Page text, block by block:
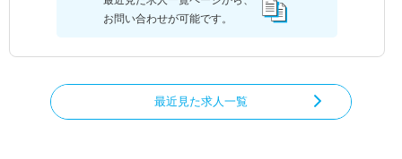
お問い合わせが可能です。
最近見た求人一覧